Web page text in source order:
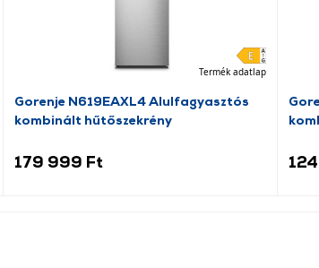
Termék adatlap
Gorenje N619EAXL4 Alulfagyasztós
kombinált hűtőszekrény
179 999 Ft